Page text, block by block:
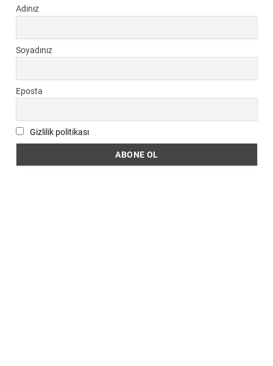
Adınız
Soyadınız
Eposta
Gizlilik politikası